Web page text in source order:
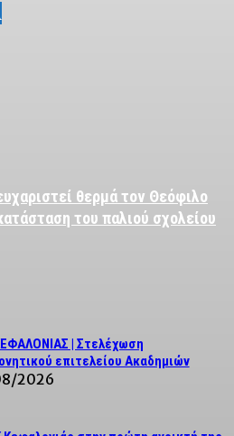
θερμά τον Θεόφιλο
του παλιού σχολείου
| Στελέχωση
επιτελείου Ακαδημιών
2026